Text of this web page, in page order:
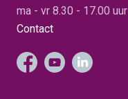
ma - vr 8.30 - 17.00 uur
Contact